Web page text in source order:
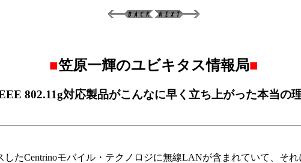
■笠原一輝のユビキタス情報局■
802.11g対応製品がこんなに早く立ち上がった本当の
たCentrinoモバイル・テクノロジに無線LANが含まれていて、そ